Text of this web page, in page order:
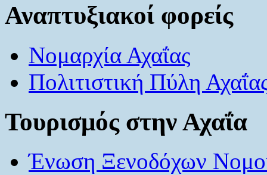
Αναπτυξιακοί φορείς
Νομαρχία Αχαΐας
Πολιτιστική Πύλη
Τουρισμός στην Αχαΐα
Ένωση Ξενοδόχων